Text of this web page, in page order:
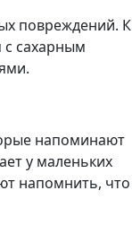
повреждений. К
сахарным
напоминают
у маленьких
напомнить, что